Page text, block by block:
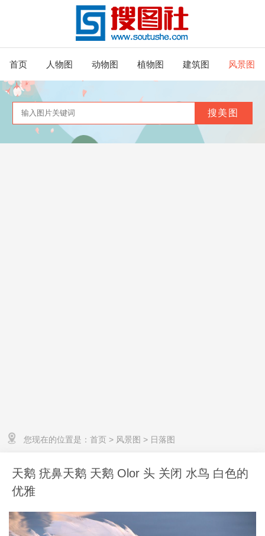
首页 人物图 动物图 植物图 建筑图 风景图
您现在的位置是： 首页 > 风景图 > 日落图
天鹅 疣鼻天鹅 天鹅 Olor 头 关闭 水鸟 白色的
优雅